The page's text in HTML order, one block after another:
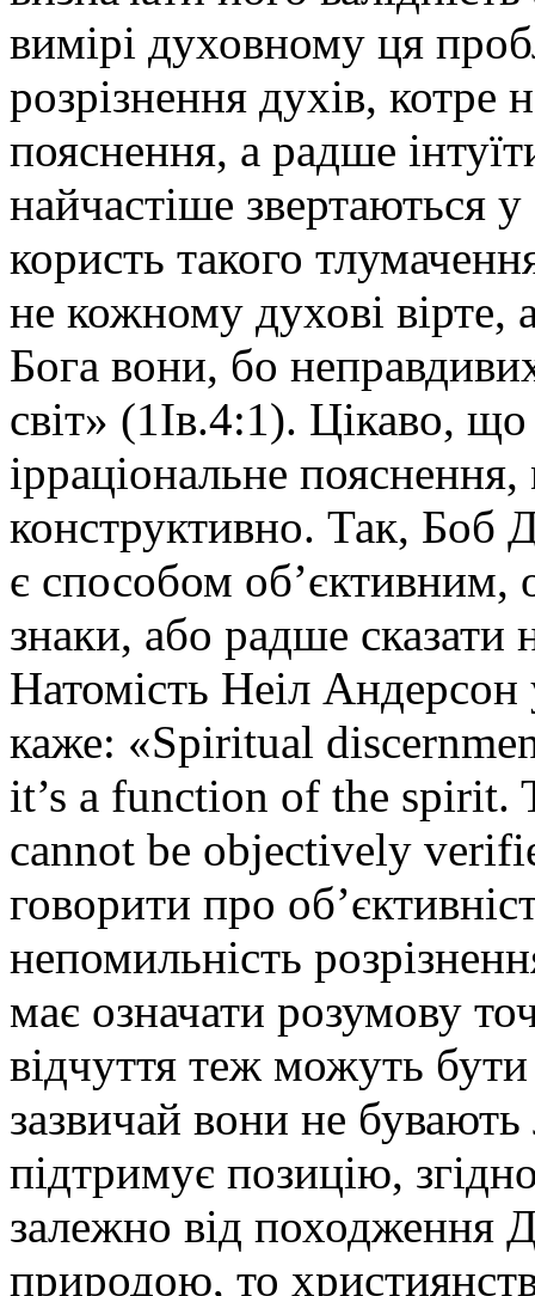
вимірі духовному ця
розрізнення духів, котре
пояснення, а радше
найчастіше звертаються
користь такого
не кожному духові вірте,
Бога вони, бо
світ» (1Ів.4:1). Цікаво,
ірраціональне
конструктивно. Так, Боб
є способом об’єктивним,
знаки, або радше сказати
Натомість Неіл
каже: «Spiritual
it’s a function of the spirit.
cannot be objectively
говорити про
непомильність
має означати розумову
відчуття теж можуть
зазвичай вони не
підтримує позицію,
залежно від походження
природою, то